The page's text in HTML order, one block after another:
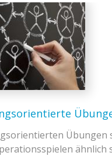
Übungen
ähnlich